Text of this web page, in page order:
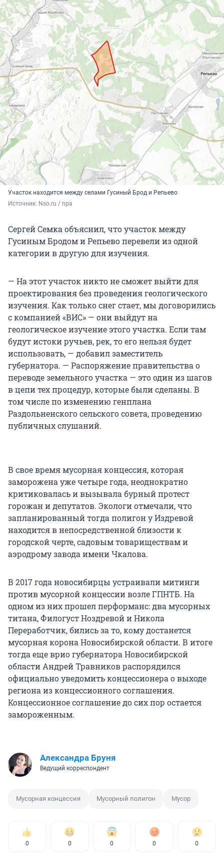
Участок находится между селами Гусиный Брод и Репьево
Источник: Nso.ru / npa
Сергей Семка объяснил, что участок между
Гусиным Бродом и Репьево перевели из одной
категории в другую для изучения.
— На этот участок никто не сможет выйти для
проектирования без проведения геологического
изучения. Как только снег стает, мы договорились
с компанией «ВИС» — они выйдут на
геологическое изучение этого участка. Если там
будут истоки ручьев, рек, то его нельзя будет
использовать, — добавил заместитель
губернатора. — Распоряжение правительства о
переводе земельного участка — это один из шагов
в цепи тех процедур, которые были сделаны. В
том числе по изменению генплана
Раздольненского сельского совета, проведению
публичных слушаний.
В свое время мусорная концессия, которая
заморожена уже четыре года, неоднократно
критиковалась и вызывала бурный протест
горожан и депутатов. Экологи отмечали, что
запланированный тогда полигон у Издревой
находится в непосредственной близости к
городской черте, садовым товариществам и
аэродрому завода имени Чкалова.
В 2017 года новосибирцы устраивали митинги
против мусорной концессии возле ГПНТБ. На
одном из них прошел перформанс: два мусорных
титана, Филогуст Ноздревой и Никола
Переработчик, бились за то, кому достанется
мусорная корона Новосибирской области. В итоге
тогда еще врио губернатора Новосибирской
области Андрей Травников распорядился
официально уведомить концессионера о выходе
региона из концессионного соглашения.
Концессионное соглашение до сих пор остается
замороженным.
Александра Бруня
Ведущий корреспондент
Мусорная концессия Мусорный полигон Мусор
0 0 0 0 0